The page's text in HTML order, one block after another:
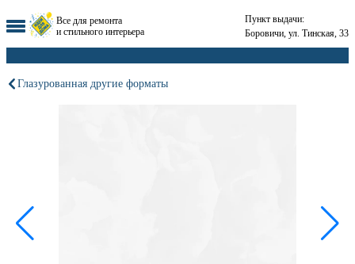
Все для ремонта
и стильного интерьера
Пункт выдачи:
Боровичи, ул. Тинская, 33
Глазурованная другие форматы